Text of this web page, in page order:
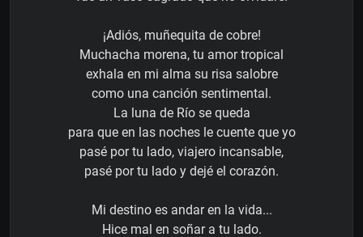
¡Adiós, muñequita de cobre!
Muchacha morena, tu amor tropical
exhala en mi alma su risa salobre
como una canción sentimental.
La luna de Río se queda
para que en las noches le cuente que yo
pasé por tu lado, viajero incansable,
pasé por tu lado y dejé el corazón.
Mi destino es andar en la vida...
Hice mal en soñar a tu lado.